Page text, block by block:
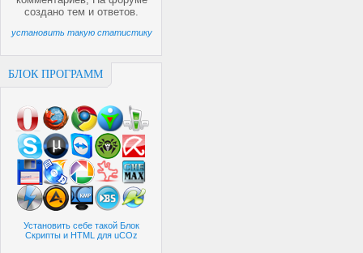
созданотем иответов.
установить такую статистику
БЛОК ПРОГРАММ
Установить себе такой Блок
Скрипты и HTML для uCOz